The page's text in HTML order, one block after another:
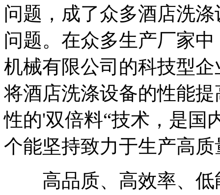
问题，成了众多酒店洗
问题。在众多生产厂家
机械有限公司的科技型
将酒店洗涤设备的性能
性的'双倍料“技术，是国
个能坚持致力于生产高
高品质、高效率、低